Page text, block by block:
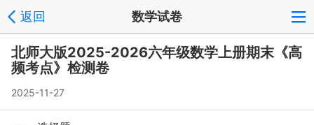
返回 数学试卷
北师大版2025-2026六年级数学上册期末《高
频考点》检测卷
2025-11-27